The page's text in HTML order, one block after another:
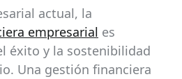
actual, la
empresarial es
éxito y la sostenibilidad
Una gestión financiera